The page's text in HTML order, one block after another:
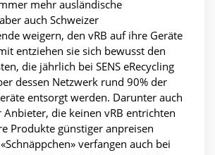
mehr ausländische
auch Schweizer
weigern, den vRB auf ihre Geräte
entziehen sie sich bewusst den
die jährlich bei SENS eRecycling
dessen Netzwerk rund 90% der
entsorgt werden. Darunter auch
Anbieter, die keinen vRB entrichten
Produkte günstiger anpreisen
verfangen auch bei